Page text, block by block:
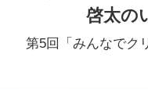
啓太の
第5回「みんなでク